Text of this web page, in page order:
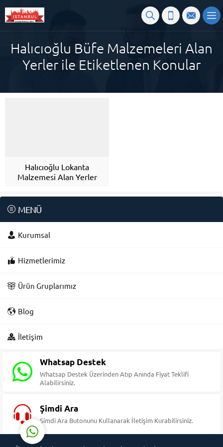
Halıcıoğlu Büfe Malzemeleri Alan
Yerler ile Etiketlenen Konular
Halıcıoğlu Lokanta
Malzemesi Alan Yerler
MENÜ
Kurumsal
Hizmetlerimiz
Ürün Gruplarımız
Blog
İletişim
Whatsap Destek
Whatsap Destek Üzerinden Atıp Anında Fiyat Teklifi
Alabilirsiniz.
Şimdi Ara
Şimdi Ara Butonunu Kullanarak İletişim Kurabilirsiniz.